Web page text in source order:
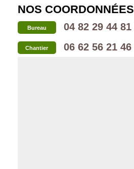
NOS COORDONNÉES
Bureau 04 82 29 44 81
Chantier 06 62 56 21 46